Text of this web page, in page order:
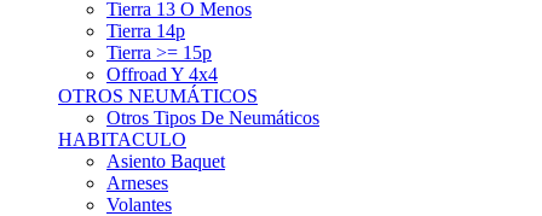
Tierra 13 O Menos
Tierra 14p
Tierra >= 15p
Offroad Y 4x4
OTROS NEUMÁTICOS
Otros Tipos De Neumáticos
HABITACULO
Asiento Baquet
Arneses
Volantes